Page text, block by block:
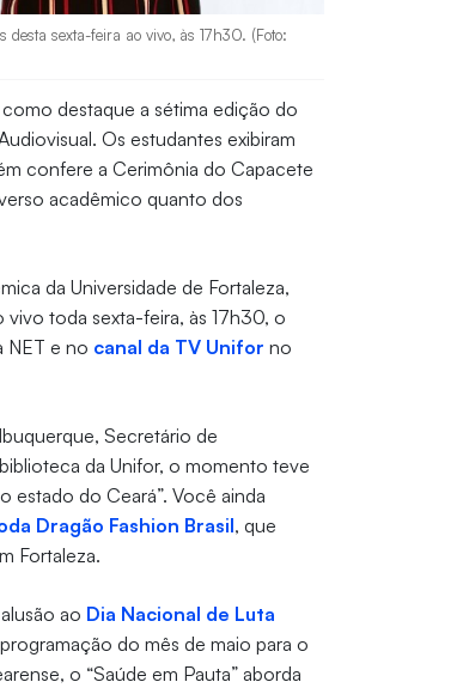
sexta-feira ao vivo, às 17h30. (Foto:
destaque a sétima edição do
Os estudantes exibiram
confere a Cerimônia do Capacete
acadêmico quanto dos
da Universidade de Fortaleza,
vivo toda sexta-feira, às 17h30, o
NET e no canal da TV Unifor no
Secretário de
da Unifor, o momento teve
estado do Ceará”. Você ainda
Dragão Fashion Brasil, que
Fortaleza.
ao Dia Nacional de Luta
do mês de maio para o
o “Saúde em Pauta” aborda